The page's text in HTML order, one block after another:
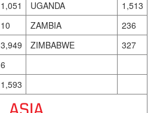
1,051 UGANDA
1,513
10 ZAMBIA
236
3,949 ZIMBABWE
327
6
1,593